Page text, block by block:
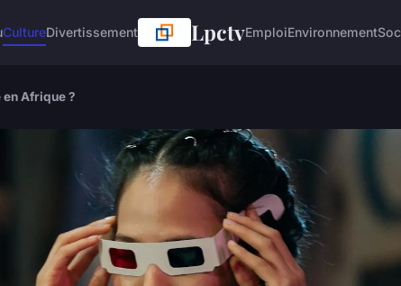
CultureDivertissement LpctvEmploiEnvironnement
Afrique ?